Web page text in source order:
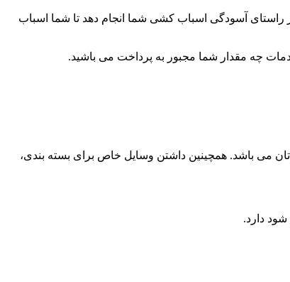
آسودگی اسباب کشی شما انجام دهد تا شما اسباب
چه مقدار شما مجبور به پرداخت می باشید.
می باشد. همچینین داشتن وسایل خاص برای بسته بندی،
شود دارد.